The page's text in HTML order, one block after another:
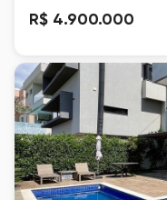
R$ 4.900.000